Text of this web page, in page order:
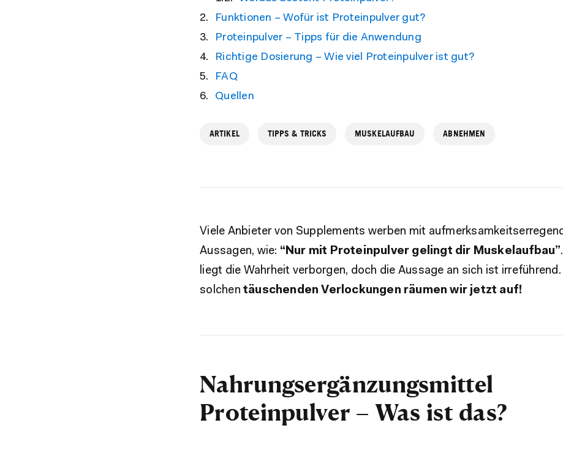
Funktionen – Wofür ist Proteinpulver gut?
Proteinpulver – Tipps für die Anwendung
Richtige Dosierung – Wie viel Proteinpulver ist gut?
FAQ
Quellen
ARTIKEL TIPPS & TRICKS MUSKELAUFBAU ABNEHMEN
Viele Anbieter von Supplements werben mit
Aussagen, wie: “Nur mit Proteinpulver gelingt dir Muskelaufbau”
liegt die Wahrheit verborgen, doch die Aussage an sich ist
solchen täuschenden Verlockungen räumen wir jetzt auf!
Nahrungsergänzungsmittel
Proteinpulver – Was ist das?